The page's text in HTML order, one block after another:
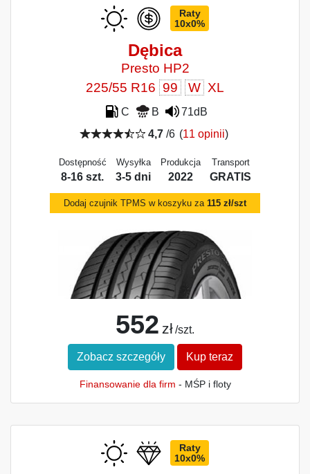
Raty
10x0%
Dębica
Presto HP2
225/55 R16 99 W XL
C B
71dB
4,7/6 (11 opinii)
Dostępność
8-16 szt.
Wysyłka
3-5 dni
Produkcja
2022
Transport
GRATIS
Dodaj czujnik TPMS w koszyku za 115 zł/szt
552 zł /szt.
Zobacz szczegóły Kup teraz
Finansowanie dla firm - MŚP i floty
Raty
10x0%